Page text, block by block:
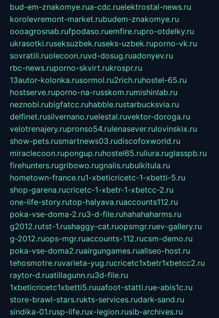
bud-em-znakomye.rua-cdc.ruelektrostal-news.ru
korolevremont-market.rubudem-znakomye.ru
oooagrosnab.rufpodaso.ruemfire.rupro-otdelky.ru
ukrasotki.ruseksuzbek.ruseks-uzbek.ruporno-vk.ru
sovratili.ruolecoon.ruvd-dosug.ruadonyev.ru
rbc-news.ruporno-skvirt.rukrospr.ru
13autor-kolonka.rusormol.ru2rich.ruhostel-65.ru
hostserve.ruporno-na-russkom.rumishinlab.ru
neznobi.rubigfatcc.ruhabble.rustarbucksvia.ru
delfinet.rusilvernano.ruelestal.ruvektor-doroga.ru
velotrenajery.rupronso54.rulenasever.rulovinskix.ru
show-pets.rusmartnews03.rudiscofoxworld.ru
miraclecoon.rupongup.ruhostel65.ruliura.ruglasspb.ru
firehunters.rugribowo.rugnalis.rubulkitula.ru
hometown-france.ru1-xbeticricetc-1-xbetti-5.ru
shop-garena.rucricetc-1-xbetr-1-xbetcc-2.ru
one-life-story.rutop-halyava.ruaccounts112.ru
poka-vse-doma-2.ru3-d-file.ruhahahaharms.ru
g2012.rutst-1.rushaggy-cat.ruopsmgr.ruev-gallery.ru
g-2012.ruops-mgr.ruaccounts-112.rucsm-demo.ru
poka-vse-doma2.ruairgungames.ruallseo-host.ru
tehosmotre.ruvarieta-yug.rucricetc1xbetr1xbetcc2.ru
raytor-d.ruatillagunn.ru3d-file.ru
1xbeticricetc1xbetti5.ruuafoot-statti.rue-abis1c.ru
store-brawl-stars.rukts-services.rudark-sand.ru
sindika-01.rusp-life.rux-legion.rusib-archives.ru